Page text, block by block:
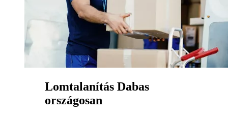
Lomtalanítás Dabas
országosan